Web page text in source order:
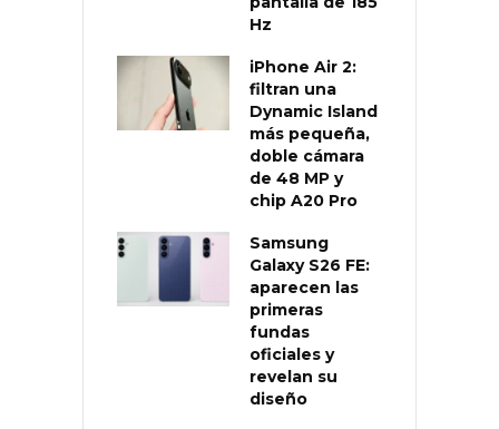
Hz
iPhone Air 2:
filtran una
Dynamic Island
más pequeña,
doble cámara
de 48 MP y
chip A20 Pro
Samsung
Galaxy S26 FE:
aparecen las
primeras
fundas
oficiales y
revelan su
diseño